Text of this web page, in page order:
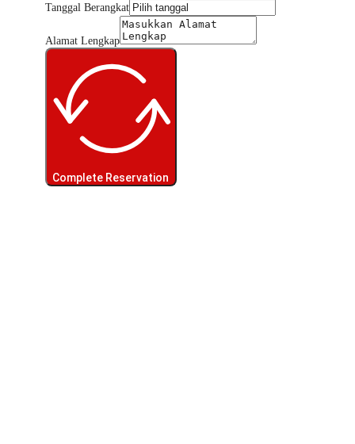
Tanggal Berangkat
Alamat Lengkap
Complete Reservation